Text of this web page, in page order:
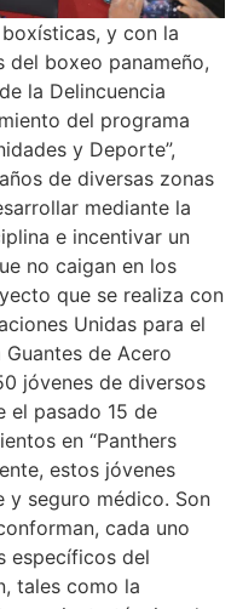
y con la
boxeo panameño,
la Delincuencia
del programa
y Deporte”,
de diversas zonas
mediante la
e incentivar un
no caigan en los
que se realiza con
Unidas para el
de Acero
jóvenes de diversos
el pasado 15 de
en “Panthers
estos jóvenes
y seguro médico. Son
cada uno
específicos del
tales como la